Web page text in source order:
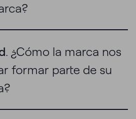
. ¿Cómo la marca nos
formar parte de su